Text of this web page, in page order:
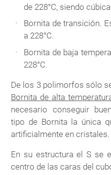
de 228°C, siendo
Bornita de transición.
a 228°C.
Bornita de baja
228°C.
De los 3 polimorfos sólo
Bornita de alta
necesario conseguir
tipo de Bornita la única
artificialmente en cristales.
En su estructura el S se
centro de las caras del